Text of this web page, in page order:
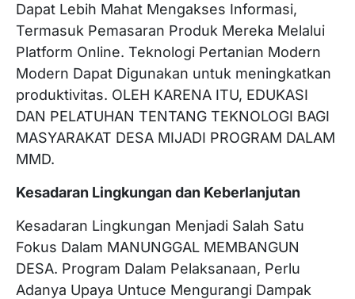
Dapat Lebih Mahat Mengakses Informasi,
Termasuk Pemasaran Produk Mereka Melalui
Platform Online. Teknologi Pertanian Modern
Modern Dapat Digunakan untuk meningkatkan
produktivitas. OLEH KARENA ITU, EDUKASI
DAN PELATUHAN TENTANG TEKNOLOGI BAGI
MASYARAKAT DESA MIJADI PROGRAM DALAM
MMD.
Kesadaran Lingkungan dan Keberlanjutan
Kesadaran Lingkungan Menjadi Salah Satu
Fokus Dalam MANUNGGAL MEMBANGUN
DESA. Program Dalam Pelaksanaan, Perlu
Adanya Upaya Untuce Mengurangi Dampak